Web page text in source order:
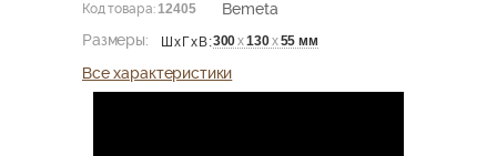
Код товара: 12405
Bemeta
Размеры:
ШхГхВ:300х130х55 мм
Все характеристики